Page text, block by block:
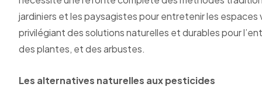
jardiniers et les paysagistes pour entretenir les
privilégiant des solutions naturelles et durables pour
des plantes, et des arbustes.
Les alternatives naturelles aux pesticides